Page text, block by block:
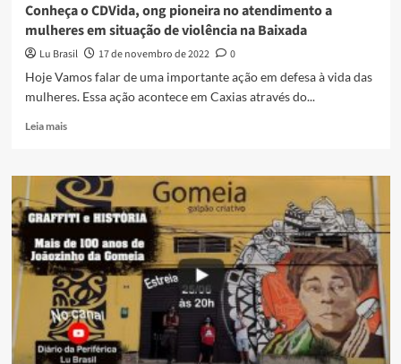
Conheça o CDVida, ong pioneira no atendimento a
mulheres em situação de violência na Baixada
Lu Brasil 17 de novembro de 2022
0
Hoje Vamos falar de uma importante ação em defesa à vida das
mulheres. Essa ação acontece em Caxias através do...
Leia maisRead
Conheça
o
CDVida,
ong
pioneira
no
atendimento
a
mulheres
em
situação